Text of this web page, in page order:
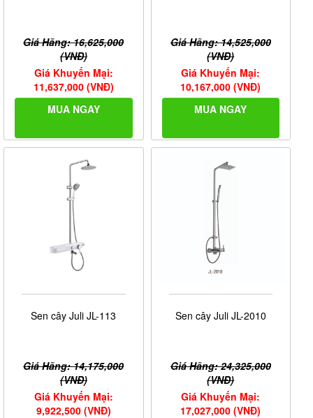
Giá Hãng: 16,625,000
(VNĐ)
Giá Khuyến Mại:
11,637,000 (VNĐ)
MUA NGAY
Giá Hãng: 14,525,000
(VNĐ)
Giá Khuyến Mại:
10,167,000 (VNĐ)
MUA NGAY
Sen cây Juli JL-113
Giá Hãng: 14,175,000
(VNĐ)
Giá Khuyến Mại:
9,922,500 (VNĐ)
Sen cây Juli JL-2010
Giá Hãng: 24,325,000
(VNĐ)
Giá Khuyến Mại:
17,027,000 (VNĐ)